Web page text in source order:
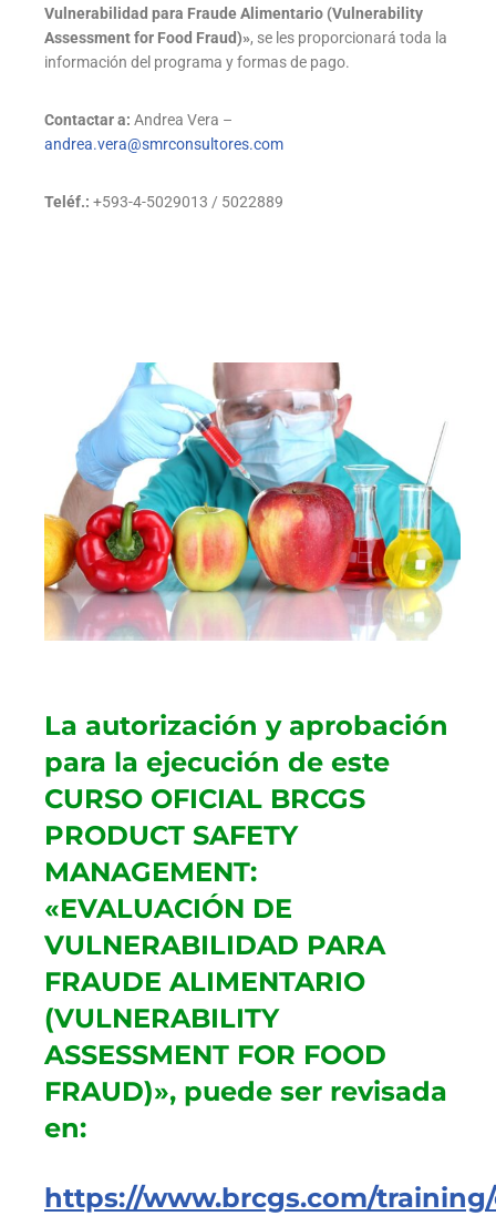
Vulnerabilidad para Fraude Alimentario (Vulnerability
Assessment for Food Fraud)», se les proporcionará toda la
información del programa y formas de pago.
Contactar a: Andrea Vera –
andrea.vera@smrconsultores.com
Teléf.: +593-4-5029013 / 5022889
La autorización y aprobación
para la ejecución de este
CURSO OFICIAL BRCGS
PRODUCT SAFETY
MANAGEMENT:
«EVALUACIÓN DE
VULNERABILIDAD PARA
FRAUDE ALIMENTARIO
(VULNERABILITY
ASSESSMENT FOR FOOD
FRAUD)», puede ser revisada
en:
https://www.brcgs.com/